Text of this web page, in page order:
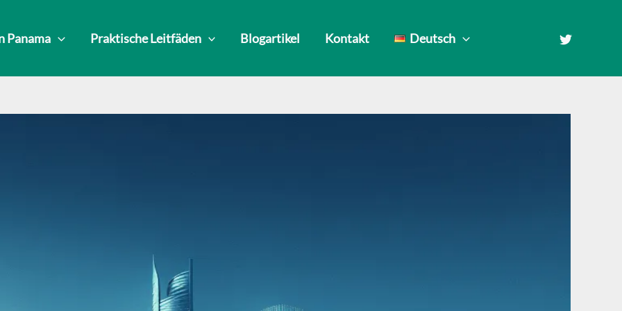
Panama Praktische Leitfäden Blogartikel Kontakt Deutsch